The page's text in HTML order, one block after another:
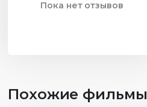
Пока нет отзывов
Похожие фильмы